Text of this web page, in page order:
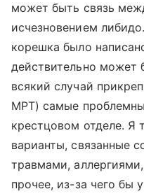
может быть связь
исчезновением
корешка было
действительно может
всякий случай
МРТ) самые
крестцовом отделе. Я
варианты, связанные
травмами,
прочее, из-за чего бы